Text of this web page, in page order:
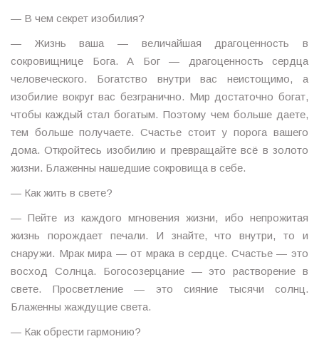
— В чем секрет изобилия?
— Жизнь ваша — величайшая драгоценность в
сокровищнице Бога. А Бог — драгоценность сердца
человеческого. Богатство внутри вас неистощимо, а
изобилие вокруг вас безгранично. Мир достаточно богат,
чтобы каждый стал богатым. Поэтому чем больше даете,
тем больше получаете. Счастье стоит у порога вашего
дома. Откройтесь изобилию и превращайте всё в золото
жизни. Блаженны нашедшие сокровища в себе.
— Как жить в свете?
— Пейте из каждого мгновения жизни, ибо непрожитая
жизнь порождает печали. И знайте, что внутри, то и
снаружи. Мрак мира — от мрака в сердце. Счастье — это
восход Солнца. Богосозерцание — это растворение в
свете. Просветление — это сияние тысячи солнц.
Блаженны жаждущие света.
— Как обрести гармонию?